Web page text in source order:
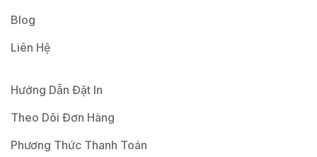
Blog
Liên Hệ
Hướng Dẫn Đặt In
Theo Dõi Đơn Hàng
Phương Thức Thanh Toán